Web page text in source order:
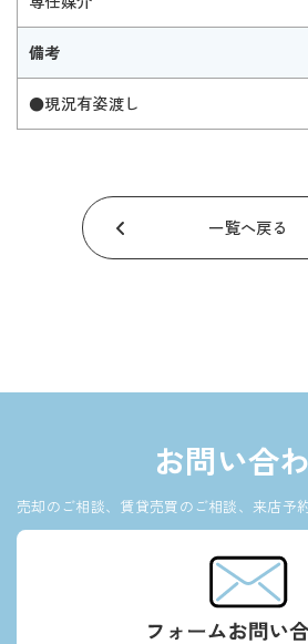
備考
●現況有姿渡し
一覧へ戻る
お問い合
売却のご相談、賃貸売買のご相談、来店予